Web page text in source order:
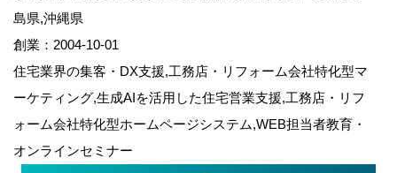
島県,沖縄県
創業：2004-10-01
住宅業界の集客・DX支援,工務店・リフォーム会社特化型マ
ーケティング,生成AIを活用した住宅営業支援,工務店・リフ
ォーム会社特化型ホームページシステム,WEB担当者教育・
オンラインセミナー